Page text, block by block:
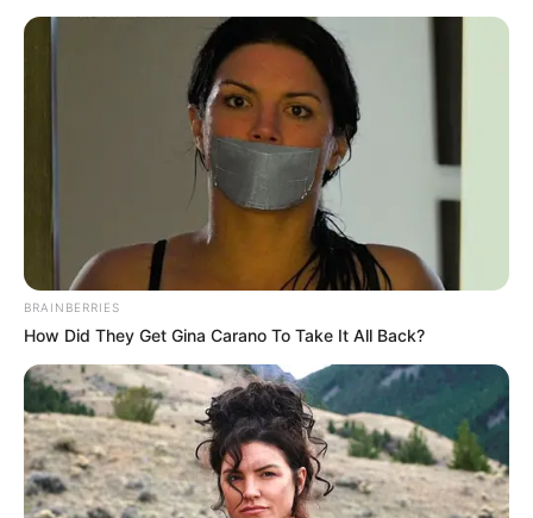
คำทำนาย 3 อันดับคนดวงดีที่สุดในปี
เจ้าหมอดู 4
แชร์
BRAINBERRIES
How Did They Get Gina Carano To Take It All Back?